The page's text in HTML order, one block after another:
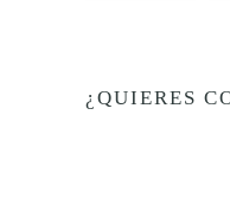
¿QUIERES